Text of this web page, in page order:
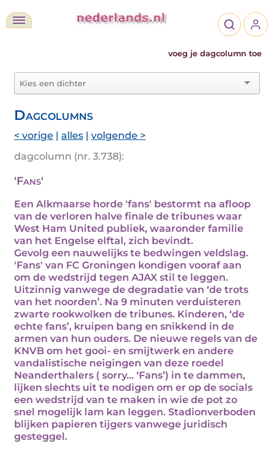
voeg je dagcolumn toe
Dagcolumns
< vorige | alles | volgende >
dagcolumn (nr. 3.738):
'Fans'
Een Alkmaarse horde 'fans' bestormt na afloop
van de verloren halve finale de tribunes waar
West Ham United publiek, waaronder familie
van het Engelse elftal, zich bevindt.
Gevolg een nauwelijks te bedwingen veldslag.
'Fans' van FC Groningen kondigen vooraf aan
om de wedstrijd tegen AJAX stil te leggen.
Uitzinnig vanwege de degradatie van ‘de trots
van het noorden’. Na 9 minuten verduisteren
zwarte rookwolken de tribunes. Kinderen, ‘de
echte fans’, kruipen bang en snikkend in de
armen van hun ouders. De nieuwe regels van de
KNVB om het gooi- en smijtwerk en andere
vandalistische neigingen van deze roedel
Neanderthalers ( sorry… ‘Fans’) in te dammen,
lijken slechts uit te nodigen om er op de socials
een wedstrijd van te maken in wie de pot zo
snel mogelijk lam kan leggen. Stadionverboden
blijken papieren tijgers vanwege juridisch
gesteggel.